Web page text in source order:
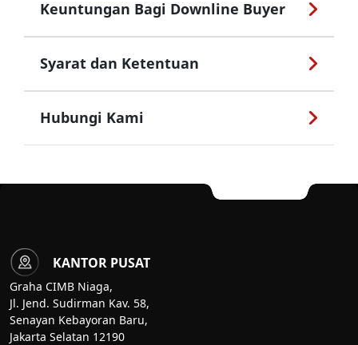
Keuntungan Bagi Downline Buyer
Syarat dan Ketentuan
Hubungi Kami
KANTOR PUSAT
Graha CIMB Niaga,
Jl. Jend. Sudirman Kav. 58,
Senayan Kebayoran Baru,
Jakarta Selatan 12190